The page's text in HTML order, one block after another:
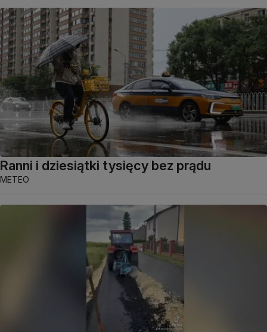
Ranni i dziesiątki tysięcy bez prądu
METEO